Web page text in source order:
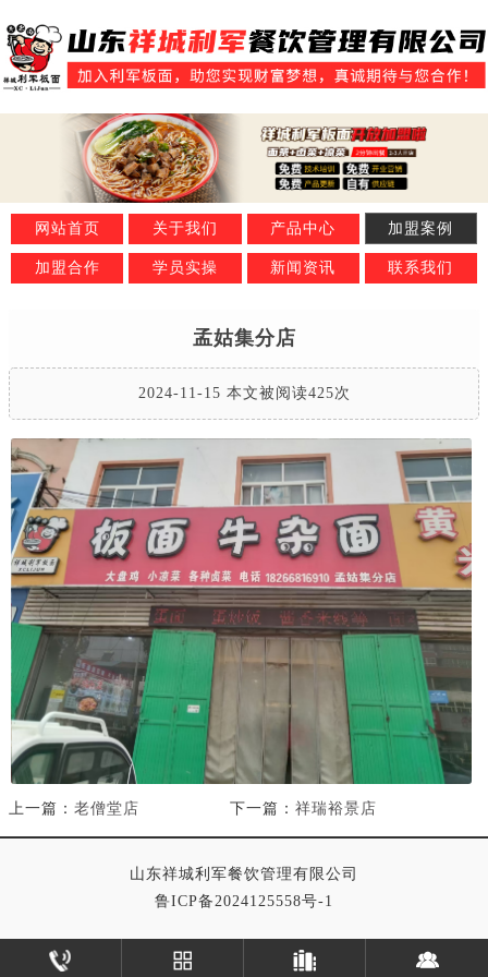
网站首页 关于我们 产品中心 加盟案例
加盟合作 学员实操 新闻资讯 联系我们
孟姑集分店
2024-11-15 本文被阅读425次
上一篇： 老僧堂店 下一篇： 祥瑞裕景店
山东祥城利军餐饮管理有限公司
鲁ICP备2024125558号-1